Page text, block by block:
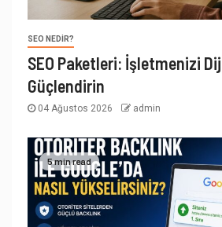
SEO NEDIR?
SEO Paketleri: İşletmenizi
Güçlendirin
04 Ağustos 2026 admin
5 min read